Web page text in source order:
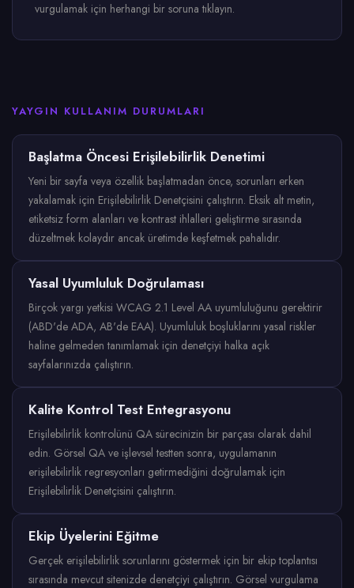
vurgulamak için herhangi bir soruna tıklayın.
YAYGIN KULLANIM DURUMLARI
Başlatma Öncesi Erişilebilirlik Denetimi
Yeni bir sayfa veya özellik başlatmadan önce, sorunları erken
yakalamak için Erişilebilirlik Denetçisini çalıştırın. Eksik alt metin,
etiketsiz form alanları ve kontrast ihlalleri geliştirme sırasında
düzeltmek kolaydır ancak üretimde keşfetmek pahalıdır.
Yasal Uyumluluk Doğrulaması
Birçok yargı yetkisi WCAG 2.1 Level AA uyumluluğunu gerektirir
(ABD'de ADA, AB'de EAA). Uyumluluk boşluklarını yasal riskler
haline gelmeden tanımlamak için denetçiyi halka açık
sayfalarınızda çalıştırın.
Kalite Kontrol Test Entegrasyonu
Erişilebilirlik kontrolünü QA sürecinizin bir parçası olarak dahil
edin. Görsel QA ve işlevsel testten sonra, uygulamanın
erişilebilirlik regresyonları getirmediğini doğrulamak için
Erişilebilirlik Denetçisini çalıştırın.
Ekip Üyelerini Eğitme
Gerçek erişilebilirlik sorunlarını göstermek için bir ekip toplantısı
sırasında mevcut sitenizde denetçiyi çalıştırın. Görsel vurgulama